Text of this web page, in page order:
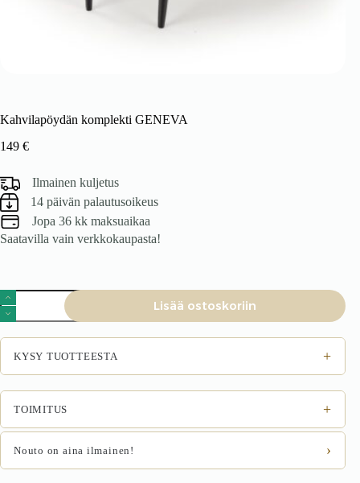
Kahvilapöydän komplekti GENEVA
149 €
Ilmainen kuljetus
14 päivän palautusoikeus
Jopa 36 kk maksuaikaa
Saatavilla vain verkkokaupasta!
Kahvilapöydän
komplekti
GENEVA
määrä
Lisää ostoskoriin
KYSY TUOTTEESTA +
TOIMITUS +
Nouto on aina ilmainen! ›